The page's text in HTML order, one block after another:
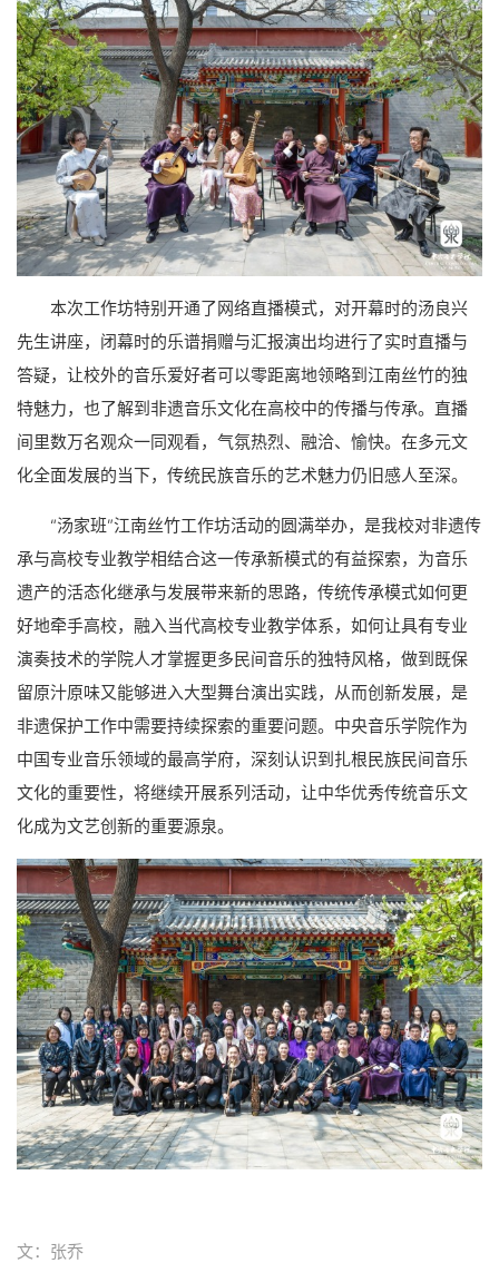
本次工作坊特别开通了网络直播模式，对开幕时的汤良兴
先生讲座，闭幕时的乐谱捐赠与汇报演出均进行了实时直播与
答疑，让校外的音乐爱好者可以零距离地领略到江南丝竹的独
特魅力，也了解到非遗音乐文化在高校中的传播与传承。直播
间里数万名观众一同观看，气氛热烈、融洽、愉快。在多元文
化全面发展的当下，传统民族音乐的艺术魅力仍旧感人至深。
“汤家班”江南丝竹工作坊活动的圆满举办，是我校对非遗传
承与高校专业教学相结合这一传承新模式的有益探索，为音乐
遗产的活态化继承与发展带来新的思路，传统传承模式如何更
好地牵手高校，融入当代高校专业教学体系，如何让具有专业
演奏技术的学院人才掌握更多民间音乐的独特风格，做到既保
留原汁原味又能够进入大型舞台演出实践，从而创新发展，是
非遗保护工作中需要持续探索的重要问题。中央音乐学院作为
中国专业音乐领域的最高学府，深刻认识到扎根民族民间音乐
文化的重要性，将继续开展系列活动，让中华优秀传统音乐文
化成为文艺创新的重要源泉。
文：张乔